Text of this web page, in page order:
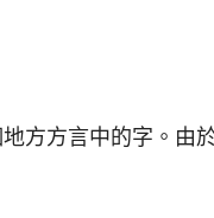
方方言中的字。由